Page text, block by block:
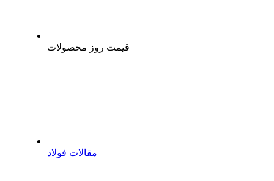
قیمت روز محصولات
مقالات فولاد